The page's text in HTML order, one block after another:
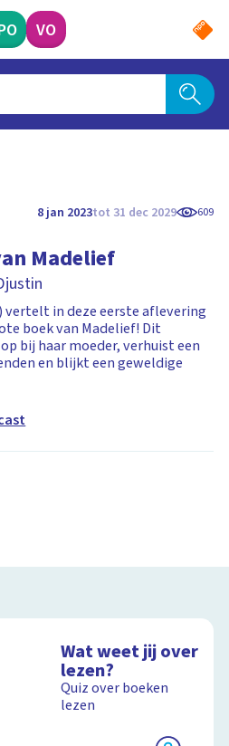
VO
8 jan 2023tot 31 dec 2029 609
Madelief
vertelt in deze eerste aflevering
boek van Madelief! Dit
bij haar moeder, verhuist een
en blijkt een geweldige
Wat weet jij over
lezen?
Quiz over boeken
lezen